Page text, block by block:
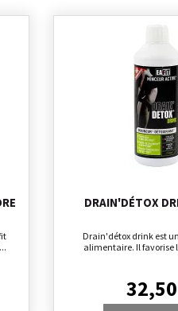
DRAIN'DÉTOX
Drain'détox drink est
alimentaire. Il favorise
32,50